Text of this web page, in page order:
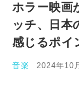
ホラー映画
ッチ、日本
感じるポイ
音楽 2024年10